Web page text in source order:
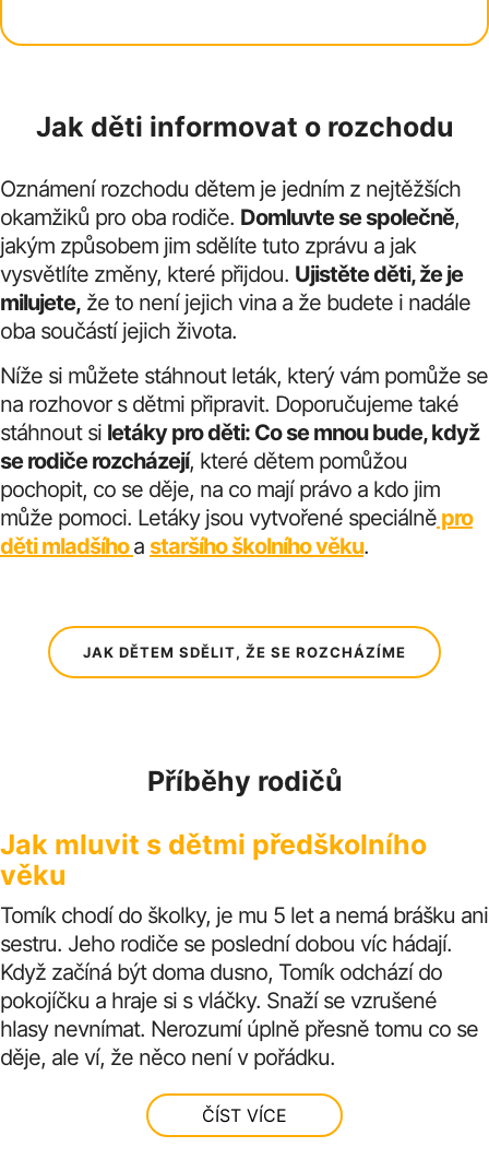
Jak děti informovat o rozchodu
Oznámení rozchodu dětem je jedním z nejtěžších
okamžiků pro oba rodiče. Domluvte se společně,
jakým způsobem jim sdělíte tuto zprávu a jak
vysvětlíte změny, které přijdou. Ujistěte děti, že je
milujete, že to není jejich vina a že budete i nadále
oba součástí jejich života.
Níže si můžete stáhnout leták, který vám pomůže se
na rozhovor s dětmi připravit. Doporučujeme také
stáhnout si letáky pro děti: Co se mnou bude, když
se rodiče rozcházejí, které dětem pomůžou
pochopit, co se děje, na co mají právo a kdo jim
může pomoci. Letáky jsou vytvořené speciálně pro
děti mladšího a staršího školního věku.
JAK DĚTEM SDĚLIT, ŽE SE ROZCHÁZÍME
Příběhy rodičů
Jak mluvit s dětmi předškolního
věku
Tomík chodí do školky, je mu 5 let a nemá brášku ani
sestru. Jeho rodiče se poslední dobou víc hádají.
Když začíná být doma dusno, Tomík odchází do
pokojíčku a hraje si s vláčky. Snaží se vzrušené
hlasy nevnímat. Nerozumí úplně přesně tomu co se
děje, ale ví, že něco není v pořádku.
ČÍST VÍCE